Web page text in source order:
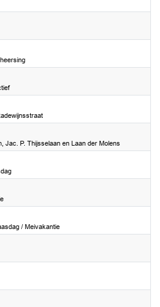
Jac. P. Thijsselaan en Laan der Molens
/ Meivakantie